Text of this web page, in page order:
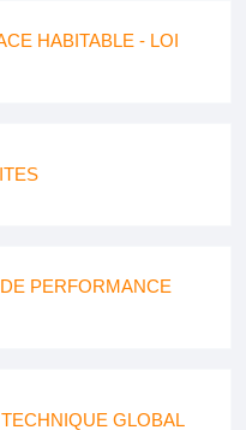
HABITABLE - LOI
PERFORMANCE
GLOBAL